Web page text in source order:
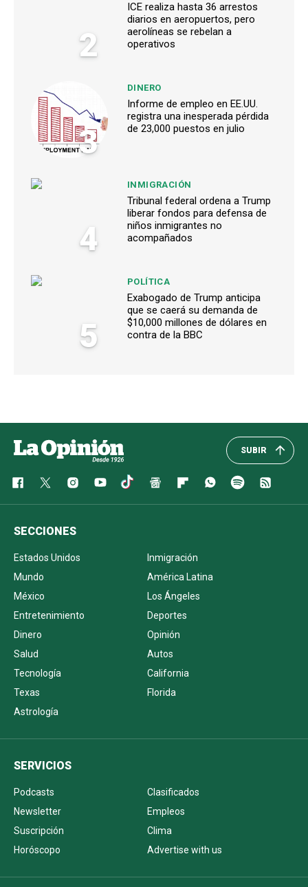
2
ICE realiza hasta 36 arrestos
diarios en aeropuertos, pero
aerolíneas se rebelan a
operativos
3
DINERO
Informe de empleo en EE.UU.
registra una inesperada pérdida
de 23,000 puestos en julio
4
INMIGRACIÓN
Tribunal federal ordena a Trump
liberar fondos para defensa de
niños inmigrantes no
acompañados
5
POLÍTICA
Exabogado de Trump anticipa
que se caerá su demanda de
$10,000 millones de dólares en
contra de la BBC
SUBIR
SECCIONES
Estados Unidos
Inmigración
Mundo
América Latina
México
Los Ángeles
Entretenimiento
Deportes
Dinero
Opinión
Salud
Autos
Tecnología
California
Texas
Florida
Astrología
SERVICIOS
Podcasts
Clasificados
Newsletter
Empleos
Suscripción
Clima
Horóscopo
Advertise with us